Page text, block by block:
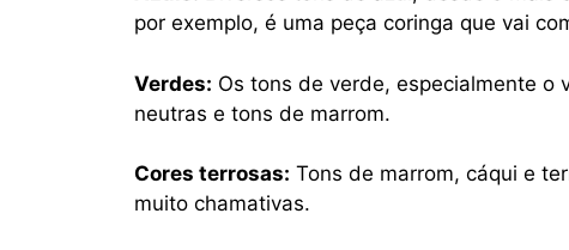
por exemplo, é uma peça coringa que vai
Verdes: Os tons de verde, especialmente o
neutras e tons de marrom.
Cores terrosas: Tons de marrom, cáqui e
muito chamativas.